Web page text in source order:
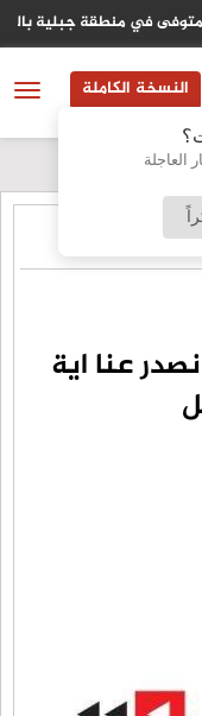
العاجلة
في منطقة جبلية
النسخة الكاملة
عنا اية